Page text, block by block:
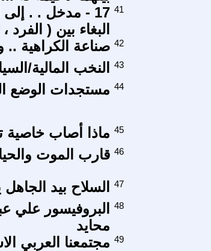
البغاء بين ( الفرد
41
صناعة الكراهية .. 42
النخب المالية/ 43
مستجدات الوضع 44
ماذا أصاب 45
قارب الموت 46
السلاح بيد 47
البروفيسور علي
محايد
48
مجتمعنا العربي 49